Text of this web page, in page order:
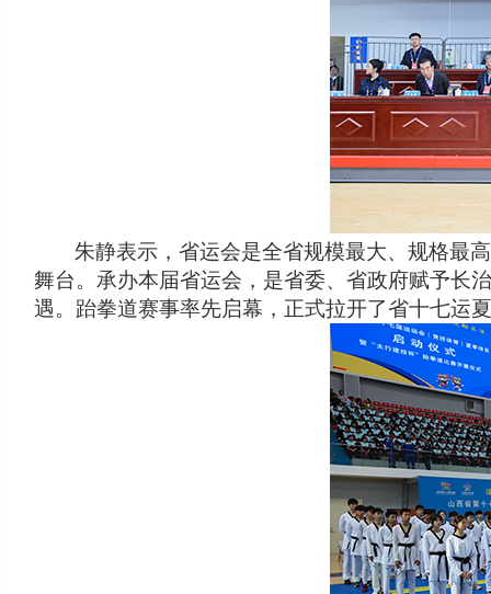
朱静表示，省运会是全省规模最大、规格最
舞台。承办本届省运会，是省委、省政府赋予长
遇。跆拳道赛事率先启幕，正式拉开了省十七运